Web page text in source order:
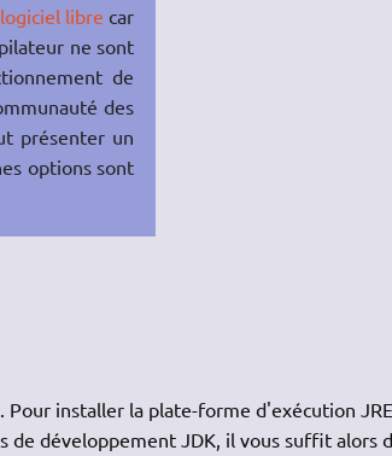
libre car
ne sont
de
des
présenter un
options sont
installer la plate-forme d'exécution
de développement JDK, il vous suffit alors